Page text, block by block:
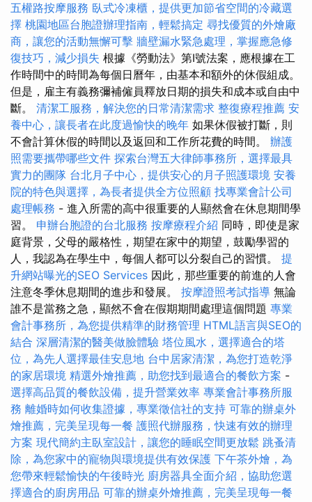
五權路按摩服務 臥式冷凍櫃，提供更加節省空間的冷藏選
擇 桃園地區台胞證辦理指南，輕鬆搞定 尋找優質的外燴廠
商，讓您的活動無懈可擊 牆壁漏水緊急處理，掌握應急修
復技巧，減少損失 根據《勞動法》第I號法案，應根據在工
作時間中的時間為每個日曆年，由基本和額外的休假組成。
但是，雇主有義務彌補僱員釋放日期的損失和成本或自由中
斷。 清潔工服務，解決您的日常清潔需求 整復療程推薦 安
養中心，讓長者在此度過愉快的晚年 如果休假被打斷，則
不會計算休假的時間以及返回和工作所花費的時間。 辦護
照需要攜帶哪些文件 探索台灣五大律師事務所，選擇最具
實力的團隊 台北月子中心，提供安心的月子照護環境 安養
院的特色與選擇，為長者提供全方位照顧 找專業會計公司
處理帳務 - 進入所需的高中很重要的人顯然會在休息期間學
習。 申辦台胞證的台北服務 按摩療程介紹 同時，即使是家
庭背景，父母的嚴格性，期望在家中的期望，鼓勵學習的
人，我認為在學生中，每個人都可以分裂自己的習慣。 提
升網站曝光的SEO Services 因此，那些重要的前進的人會
注意冬季休息期間的進步和發展。 按摩證照考試指導 無論
誰不是當務之急，顯然不會在假期期間處理這個問題 專業
會計事務所，為您提供精準的財務管理 HTML語言與SEO的
結合 深層清潔的醫美做臉體驗 塔位風水，選擇適合的塔
位，為先人選擇最佳安息地 台中居家清潔，為您打造乾淨
的家居環境 精選外燴推薦，助您找到最適合的餐飲方案 -
選擇高品質的餐飲設備，提升營業效率 專業會計事務所服
務 離婚時如何收集證據，專業徵信社的支持 可靠的辦桌外
燴推薦，完美呈現每一餐 護照代辦服務，快速有效的辦理
方案 現代簡約主臥室設計，讓您的睡眠空間更放鬆 跳蚤清
除，為您家中的寵物與環境提供有效保護 下午茶外燴，為
您帶來輕鬆愉快的午後時光 廚房器具全面介紹，協助您選
擇適合的廚房用品 可靠的辦桌外燴推薦，完美呈現每一餐